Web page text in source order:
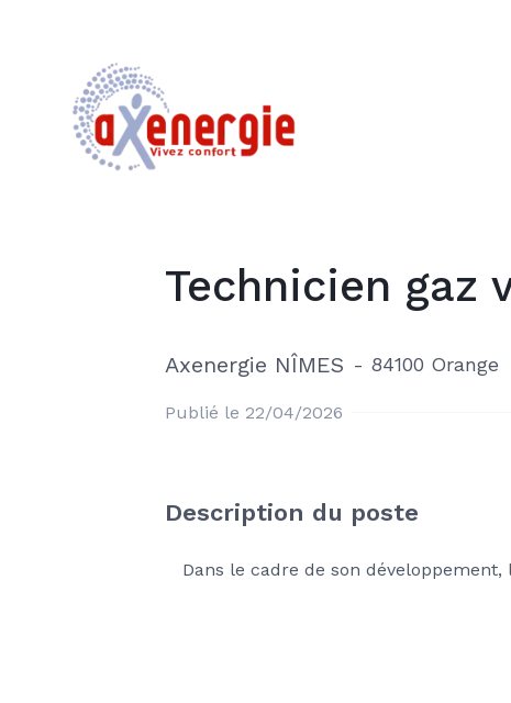
Technicien gaz
Axenergie NÎMES - 84100 Orange
Publié le 22/04/2026
Description du poste
Dans le cadre de son